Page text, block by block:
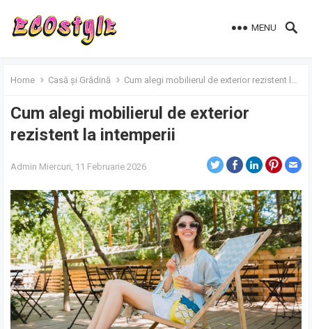
MENU
Home Casă și Grădină Cum alegi mobilierul de exterior rezistent la intemperii
Cum alegi mobilierul de exterior
rezistent la intemperii
Admin Miercuri, 11 Februarie 2026